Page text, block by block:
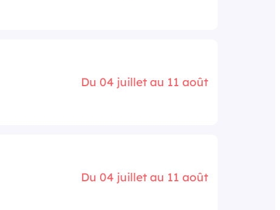
Du 04 juillet au 11 août
Du 04 juillet au 11 août